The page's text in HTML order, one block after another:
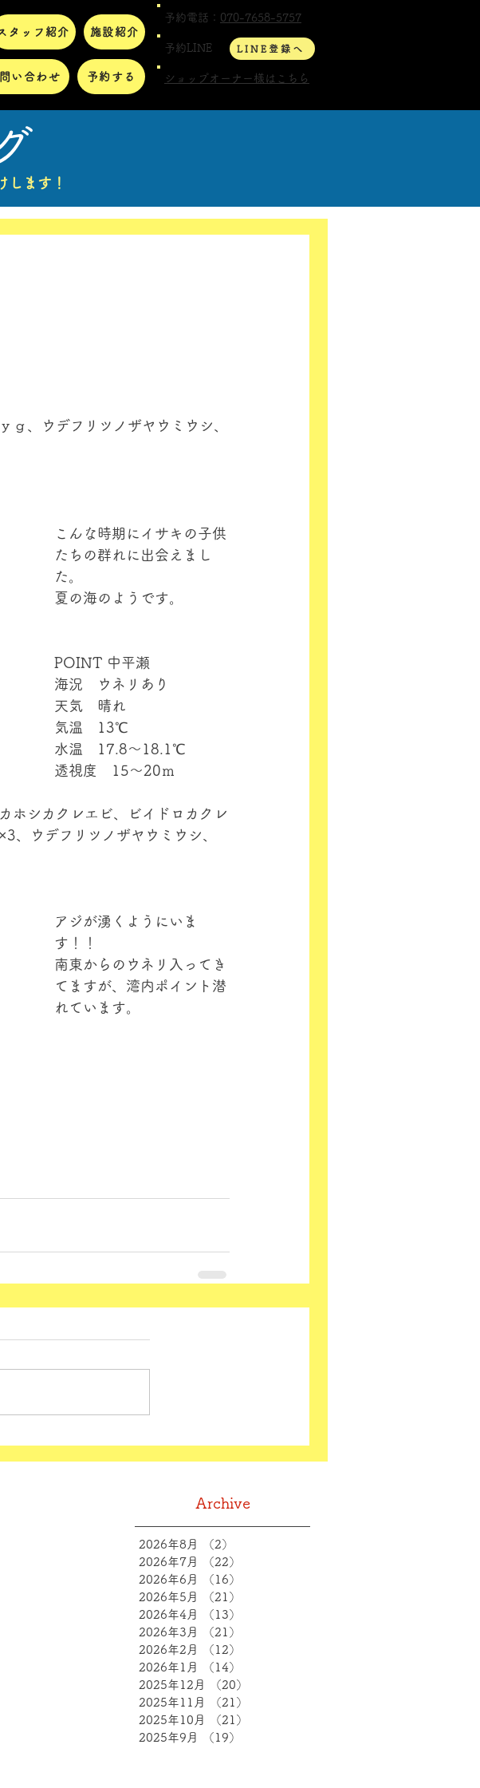
タッフ紹介 施設紹介
い合わせ 予約する
予約電話： 070-7658-5757
予約LINE LINE登録へ
ショップオーナー様はこちら
します！
ｇ、ウデフリツノザヤウミウシ、
こんな時期にイサキの子供
たちの群れに出会えまし
た。
夏の海のようです。
POINT 中平瀬
海況　ウネリあり
天気　晴れ
気温　13℃
水温　17.8～18.1℃
透視度　15～20ｍ
ホシカクレエビ、ビイドロカクレ
、ウデフリツノザヤウミウシ、
アジが湧くようにいま
す！！
南東からのウネリ入ってき
てますが、湾内ポイント潜
れています。
Archive
2026年8月 （2）
2026年7月
（22）
2026年6月
（16）
2026年5月
（21）
2026年4月
（13）
2026年3月
（21）
2026年2月
（12）
2026年1月
（14）
2025年12月
（20）
2025年11月
（21）
2025年10月
（21）
2025年9月
（19）